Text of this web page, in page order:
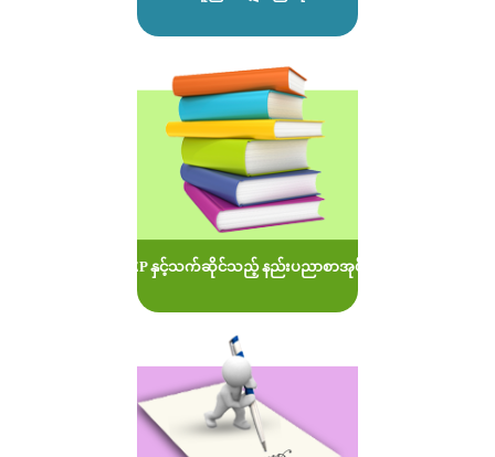
MOEP နှင့်သက်ဆိုင်သည့် နည်းပညာစာအုပ်များ